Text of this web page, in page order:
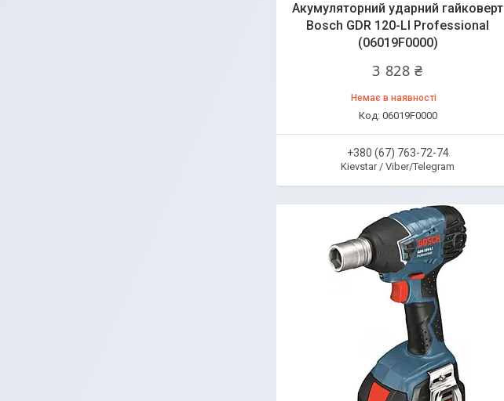
Акумуляторний ударний гайковерт
Bosch GDR 120-LI Professional
(06019F0000)
3 828 ₴
Немає в наявності
06019F0000
+380 (67) 763-72-74
Kievstar / Viber/Telegram